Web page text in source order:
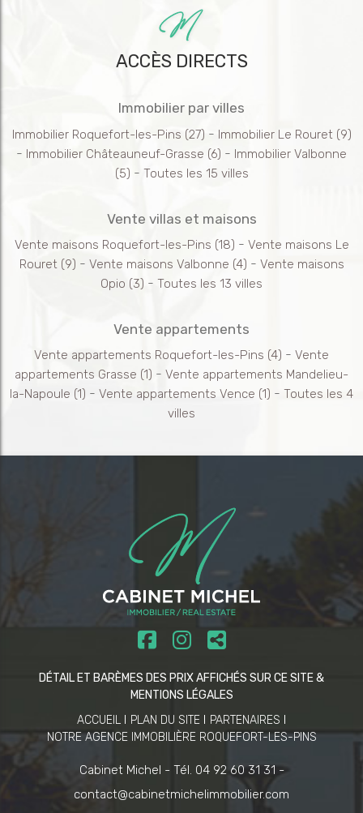
ACCÈS DIRECTS
Immobilier par villes
Immobilier Roquefort-les-Pins (27) - Immobilier Le Rouret(9)
- Immobilier Châteauneuf-Grasse (6) - Immobilier Valbonne
(5) - Toutes les 15 villes
Vente villas et maisons
Vente maisons Roquefort-les-Pins (18) - Vente maisons Le
Rouret(9) - Vente maisons Valbonne (4) - Vente maisons
Opio (3) - Toutes les 13 villes
Vente appartements
Vente appartements Roquefort-les-Pins (4) - Vente
appartements Grasse (1) - Vente appartements Mandelieu-
la-Napoule (1) - Vente appartements Vence (1) - Toutes les 4
villes
DÉTAIL ET BARÈMES DES PRIX AFFICHÉS SUR CE SITE &
MENTIONS LÉGALES
ACCUEIL
PLAN DU SITE
PARTENAIRES
NOTRE AGENCE IMMOBILIÈRE ROQUEFORT-LES-PINS
Cabinet Michel - Tél. 04 92 60 31 31 -
contact@cabinetmichelimmobilier.com